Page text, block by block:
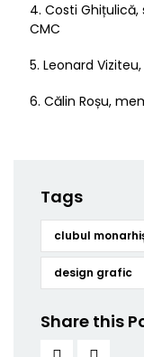
Costi
CMC
Leonard
Călin Roșu,
Tags
clubul
design grafic
Share this